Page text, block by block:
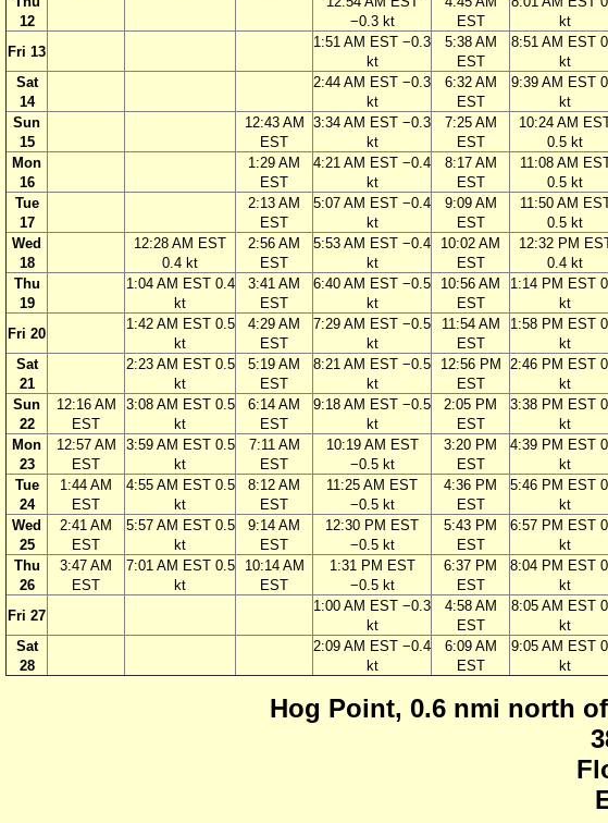
12
−0.3 kt
EST
kt
Fri 13
1:51 AM EST −0.3
kt
5:38 AM
EST
8:51 AM EST
kt
Sat
14
2:44 AM EST −0.3
kt
6:32 AM
EST
9:39 AM EST
kt
Sun
15
12:43 AM
EST
3:34 AM EST −0.3
kt
7:25 AM
EST
10:24 AM
0.5 kt
Mon
16
1:29 AM
EST
4:21 AM EST −0.4
kt
8:17 AM
EST
11:08 AM
0.5 kt
Tue
17
2:13 AM
EST
5:07 AM EST −0.4
kt
9:09 AM
EST
11:50 AM
0.5 kt
Wed
18
12:28 AM EST
0.4 kt
2:56 AM
EST
5:53 AM EST −0.4
kt
10:02 AM
EST
12:32 PM
0.4 kt
Thu
19
1:04 AM EST 0.4
kt
3:41 AM
EST
6:40 AM EST −0.5
kt
10:56 AM
EST
1:14 PM EST
kt
Fri 20
1:42 AM EST 0.5
kt
4:29 AM
EST
7:29 AM EST −0.5
kt
11:54 AM
EST
1:58 PM EST
kt
Sat
21
2:23 AM EST 0.5
kt
5:19 AM
EST
8:21 AM EST −0.5
kt
12:56 PM
EST
2:46 PM EST
kt
Sun
22
12:16 AM
EST
3:08 AM EST 0.5
kt
6:14 AM
EST
9:18 AM EST −0.5
kt
2:05 PM
EST
3:38 PM EST
kt
Mon
23
12:57 AM
EST
3:59 AM EST 0.5
kt
7:11 AM
EST
10:19 AM EST
−0.5 kt
3:20 PM
EST
4:39 PM EST
kt
Tue
24
1:44 AM
EST
4:55 AM EST 0.5
kt
8:12 AM
EST
11:25 AM EST
−0.5 kt
4:36 PM
EST
5:46 PM EST
kt
Wed
25
2:41 AM
EST
5:57 AM EST 0.5
kt
9:14 AM
EST
12:30 PM EST
−0.5 kt
5:43 PM
EST
6:57 PM EST
kt
Thu
26
3:47 AM
EST
7:01 AM EST 0.5
kt
10:14 AM
EST
1:31 PM EST
−0.5 kt
6:37 PM
EST
8:04 PM EST
kt
Fri 27
1:00 AM EST −0.3
kt
4:58 AM
EST
8:05 AM EST
kt
Sat
28
2:09 AM EST −0.4
kt
6:09 AM
EST
9:05 AM EST
kt
Hog Point, 0.6 nmi north